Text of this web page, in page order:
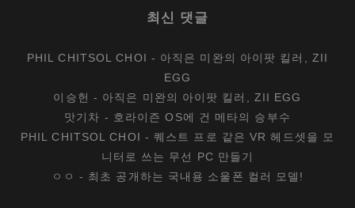
최신 댓글
PHIL CHITSOL CHOI - 아직은 미완의 아이팟 킬러, ZII
EGG
이승헌 - 아직은 미완의 아이팟 킬러, ZII EGG
맛기차 - 호라이즌 OS에 건 메타의 승부수
PHIL CHITSOL CHOI -퀘스트 프로 같은 VR 헤드셋을 모
니터로 쓰는 무선 PC 만들기
ㅇㅇ - 최초 공개하는 국내용 소울폰 컬러 모델!